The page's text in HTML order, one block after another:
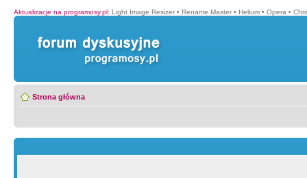
Aktualizacje na programosy.pl: Light Image Resizer • Rename Master • Helium • Opera •
Strona główna